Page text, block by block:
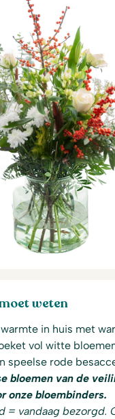
weten
in huis met
vol witte
speelse rode
bloemen van de
onze bloembinders.
= vandaag bezorgd.